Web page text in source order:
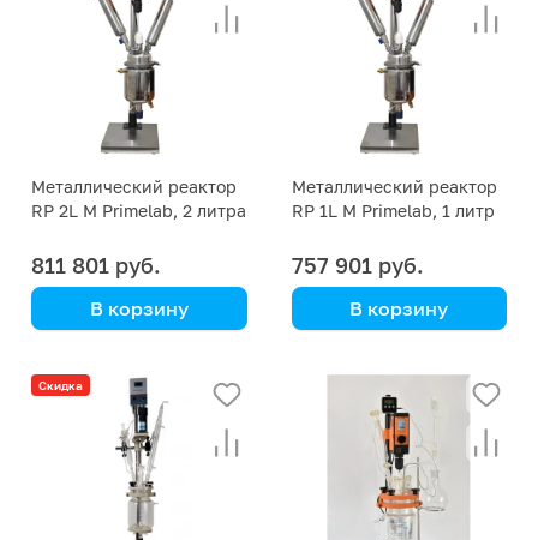
синтеза
Металлический реактор
RP 2L M Primelab, 2 литра
811 801 руб.
В корзину
Современная установка
для проведения
химических процессов
Металлический реактор
RP 1L M Primelab, 1 литр
757 901 руб.
В корзину
Устойчив к
агрессивным
химическим средам,
коррозии и
термическому
воздействию.
Скидка